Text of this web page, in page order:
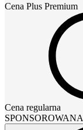
Cena Plus Premium
Cena regularna
SPONSOROWANA